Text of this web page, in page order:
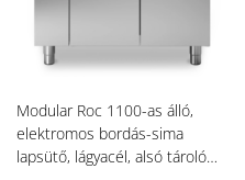
Modular Roc 1100-as álló,
elektromos bordás-sima
lapsütő, lágyacél, alsó tároló